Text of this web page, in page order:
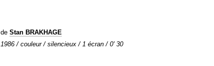
de Stan BRAKHAGE
1986 / couleur / silencieux / 1 écran / 0' 30